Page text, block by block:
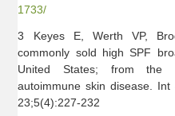
1733/
3 Keyes E, Werth VP,
commonly sold high SPF
United States; from the
autoimmune skin disease.
23;5(4):227-232